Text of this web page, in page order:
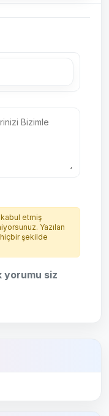
kabul etmiş
Yazılan
şekilde
yorumu siz